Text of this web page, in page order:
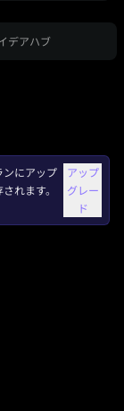
デアハブ
ンにアップ
れます。
アップ
グレー
ド